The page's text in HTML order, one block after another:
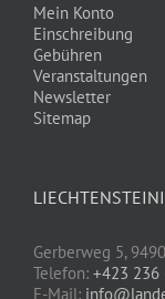
Mein Konto
Einschreibung
Gebühren
Veranstaltungen
Newsletter
Sitemap
Gerberweg 5,
Telefon: +423 236
E-Mail: